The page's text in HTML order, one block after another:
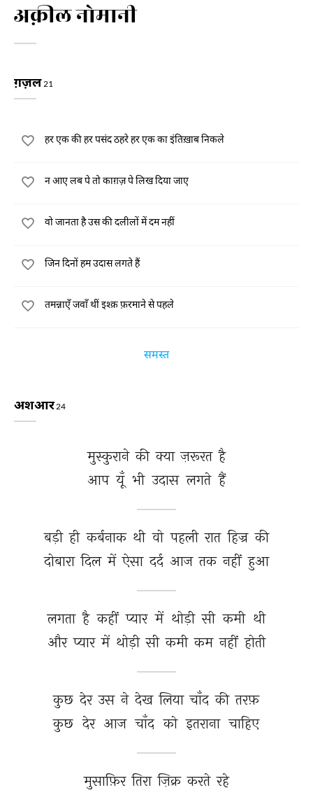
अक़ील नोमानी
ग़ज़ल21
हर एक की हर पसंद ठहरे हर एक का इंतिख़ाब निकले
न आए लब पे तो काग़ज़ पे लिख दिया जाए
वो जानता है उस की दलीलों में दम नहीं
जिन दिनों हम उदास लगते हैं
तमन्नाएँ जवाँ थीं इश्क़ फ़रमाने से पहले
समस्त
अशआर24
मुस्कुराने की क्या ज़रूरत है
आप यूँ भी उदास लगते हैं
बड़ी ही कर्बनाक थी वो पहली रात हिज्र की
दोबारा दिल में ऐसा दर्द आज तक नहीं हुआ
लगता है कहीं प्यार में थोड़ी सी कमी थी
और प्यार में थोड़ी सी कमी कम नहीं होती
कुछ देर उस ने देख लिया चाँद की तरफ़
कुछ देर आज चाँद को इतराना चाहिए
मुसाफ़िर तिरा ज़िक्र करते रहे